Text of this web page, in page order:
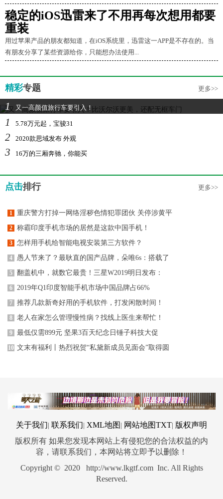
稳定的iOS迅雷来了不用再每次想用都要
重装
用过苹果产品的朋友都知道，在iOS系统里，迅雷这一APP是不存在的。当
有朋友分享了某些资源给你，只能想办法使用...
精彩专题 更多>>
1 又一高颜值旅行车要引入！
1 5.78万元起，宝骏31
2 2020款思域发布 外观
3 16万的三厢奔驰，你能买
点击排行 更多>>
1 重庆警方打掉一网络淫秽色情犯罪团伙 关停涉黄平
2 称霸印度手机市场的居然是这款中国手机！
3 怎样用手机给智能电视安装第三方软件？
4 愚人节来了？最耿直的国产品牌，朵唯6s：搭载了
5 翻盖机中，就数它最贵！三星W2019明日发布：
6 2019年Q1印度智能手机市场中国品牌占66%
7 推荐几款新奇好用的手机软件，打发闲散时间！
8 老人在家怎么管理慢性病？找线上医生来帮忙！
9 最低仅需899元 坚果3百天纪念日锤子科技大促
10 文末有福利丨热烈祝贺“私黛新成员见面会”取得圆
关于我们 联系我们 XML地图 网站地图TXT 版权声明
版权所有 如果您发现本网站上有侵犯您的合法权益的内
容，请联系我们，本网站将立即予以删除！
Copyright © 2020 http://www.lkgtf.com Inc. All Rights
Reserved.